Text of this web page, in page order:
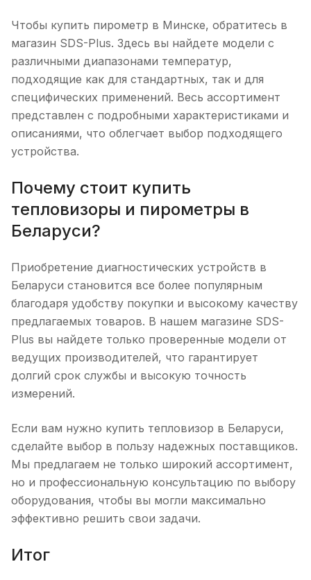
Чтобы купить пирометр в Минске, обратитесь в
магазин SDS-Plus. Здесь вы найдете модели с
различными диапазонами температур,
подходящие как для стандартных, так и для
специфических применений. Весь ассортимент
представлен с подробными характеристиками и
описаниями, что облегчает выбор подходящего
устройства.
Почему стоит купить
тепловизоры и пирометры в
Беларуси?
Приобретение диагностических устройств в
Беларуси становится все более популярным
благодаря удобству покупки и высокому качеству
предлагаемых товаров. В нашем магазине SDS-
Plus вы найдете только проверенные модели от
ведущих производителей, что гарантирует
долгий срок службы и высокую точность
измерений.
Если вам нужно купить тепловизор в Беларуси,
сделайте выбор в пользу надежных поставщиков.
Мы предлагаем не только широкий ассортимент,
но и профессиональную консультацию по выбору
оборудования, чтобы вы могли максимально
эффективно решить свои задачи.
Итог